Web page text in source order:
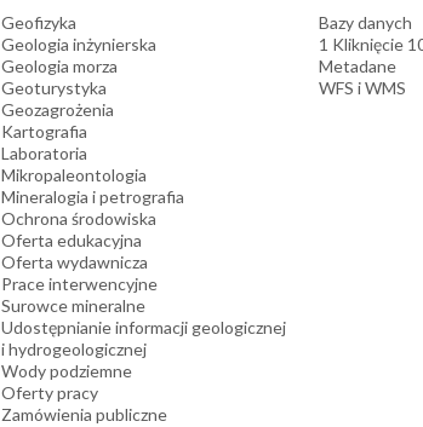
Geofizyka
Geologia inżynierska
Geologia morza
Geoturystyka
Geozagrożenia
Kartografia
Laboratoria
Mikropaleontologia
Mineralogia i petrografia
Ochrona środowiska
Oferta edukacyjna
Oferta wydawnicza
Prace interwencyjne
Surowce mineralne
Udostępnianie informacji geologicznej
i hydrogeologicznej
Wody podziemne
Oferty pracy
Zamówienia publiczne
Bazy danych
1 Kliknięcie
Metadane
WFS i WMS